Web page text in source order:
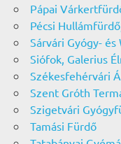
Pápai
Pécsi
Sárvári Gyógy-
Siófok, Galerius
Székesfehérvári
Szent Gróth
Szigetvári
Tamási Fürdő